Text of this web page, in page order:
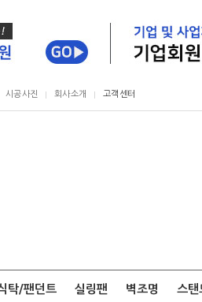
시공사진 회사소개 고객센터
탁/팬던트 실링팬 벽조명 스탠